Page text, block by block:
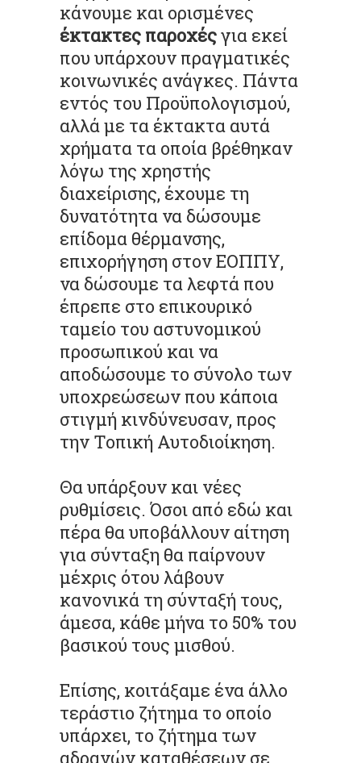
κάνουμε και ορισμένες
έκτακτες παροχέςγια εκεί
που υπάρχουν πραγματικές
κοινωνικές ανάγκες. Πάντα
εντός του Προϋπολογισμού,
αλλά με τα έκτακτα αυτά
χρήματα τα οποία βρέθηκαν
λόγω της χρηστής
διαχείρισης, έχουμε τη
δυνατότητα να δώσουμε
επίδομα θέρμανσης,
επιχορήγηση στον ΕΟΠΠΥ,
να δώσουμε τα λεφτά που
έπρεπε στο επικουρικό
ταμείο του αστυνομικού
προσωπικού και να
αποδώσουμε το σύνολο των
υποχρεώσεων που κάποια
στιγμή κινδύνευσαν, προς
την Τοπική Αυτοδιοίκηση.
Θα υπάρξουν και νέες
ρυθμίσεις. Όσοι από εδώ και
πέρα θα υποβάλλουν αίτηση
για σύνταξη θα παίρνουν
μέχρις ότου λάβουν
κανονικά τη σύνταξή τους,
άμεσα, κάθε μήνα το 50% του
βασικού τους μισθού.
Επίσης, κοιτάξαμε ένα άλλο
τεράστιο ζήτημα το οποίο
υπάρχει, το ζήτημα των
αδρανών καταθέσεων σε